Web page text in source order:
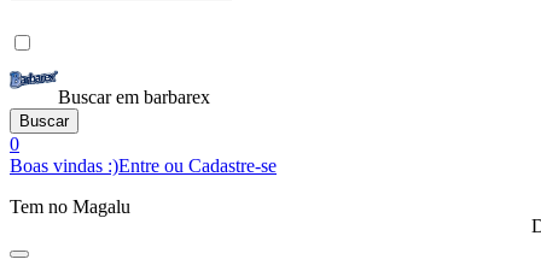
Buscar em barbarex
Buscar
0
Boas vindas :)Entre ou Cadastre-se
Tem no Magalu